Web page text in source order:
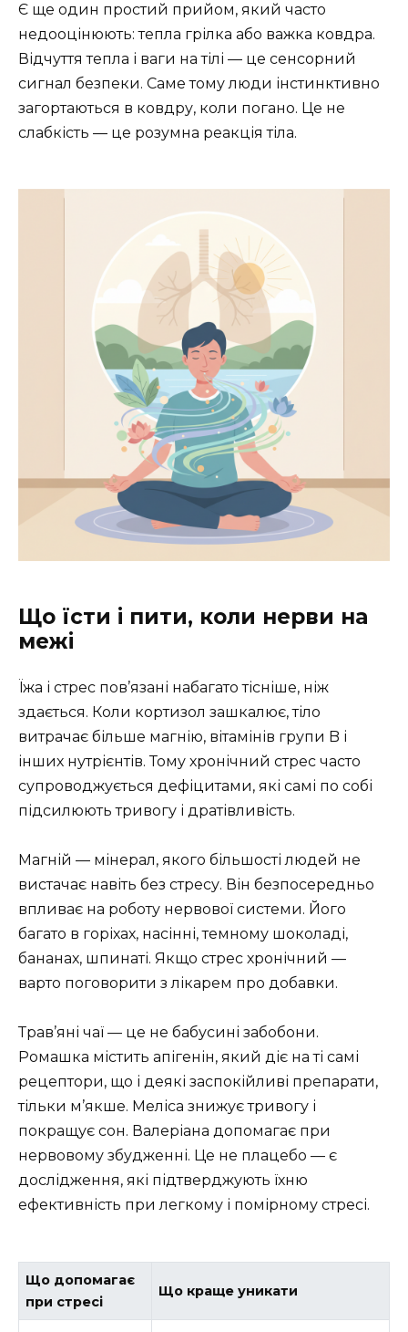
Є ще один простий прийом, який часто
недооцінюють: тепла грілка або важка ковдра.
Відчуття тепла і ваги на тілі — це сенсорний
сигнал безпеки. Саме тому люди інстинктивно
загортаються в ковдру, коли погано. Це не
слабкість — це розумна реакція тіла.
Що їсти і пити, коли нерви на
межі
Їжа і стрес пов’язані набагато тісніше, ніж
здається. Коли кортизол зашкалює, тіло
витрачає більше магнію, вітамінів групи B і
інших нутрієнтів. Тому хронічний стрес часто
супроводжується дефіцитами, які самі по собі
підсилюють тривогу і дратівливість.
Магній — мінерал, якого більшості людей не
вистачає навіть без стресу. Він безпосередньо
впливає на роботу нервової системи. Його
багато в горіхах, насінні, темному шоколаді,
бананах, шпинаті. Якщо стрес хронічний —
варто поговорити з лікарем про добавки.
Трав’яні чаї — це не бабусині забобони.
Ромашка містить апігенін, який діє на ті самі
рецептори, що і деякі заспокійливі препарати,
тільки м’якше. Меліса знижує тривогу і
покращує сон. Валеріана допомагає при
нервовому збудженні. Це не плацебо — є
дослідження, які підтверджують їхню
ефективність при легкому і помірному стресі.
Що допомагає
при стресі
Що краще уникати